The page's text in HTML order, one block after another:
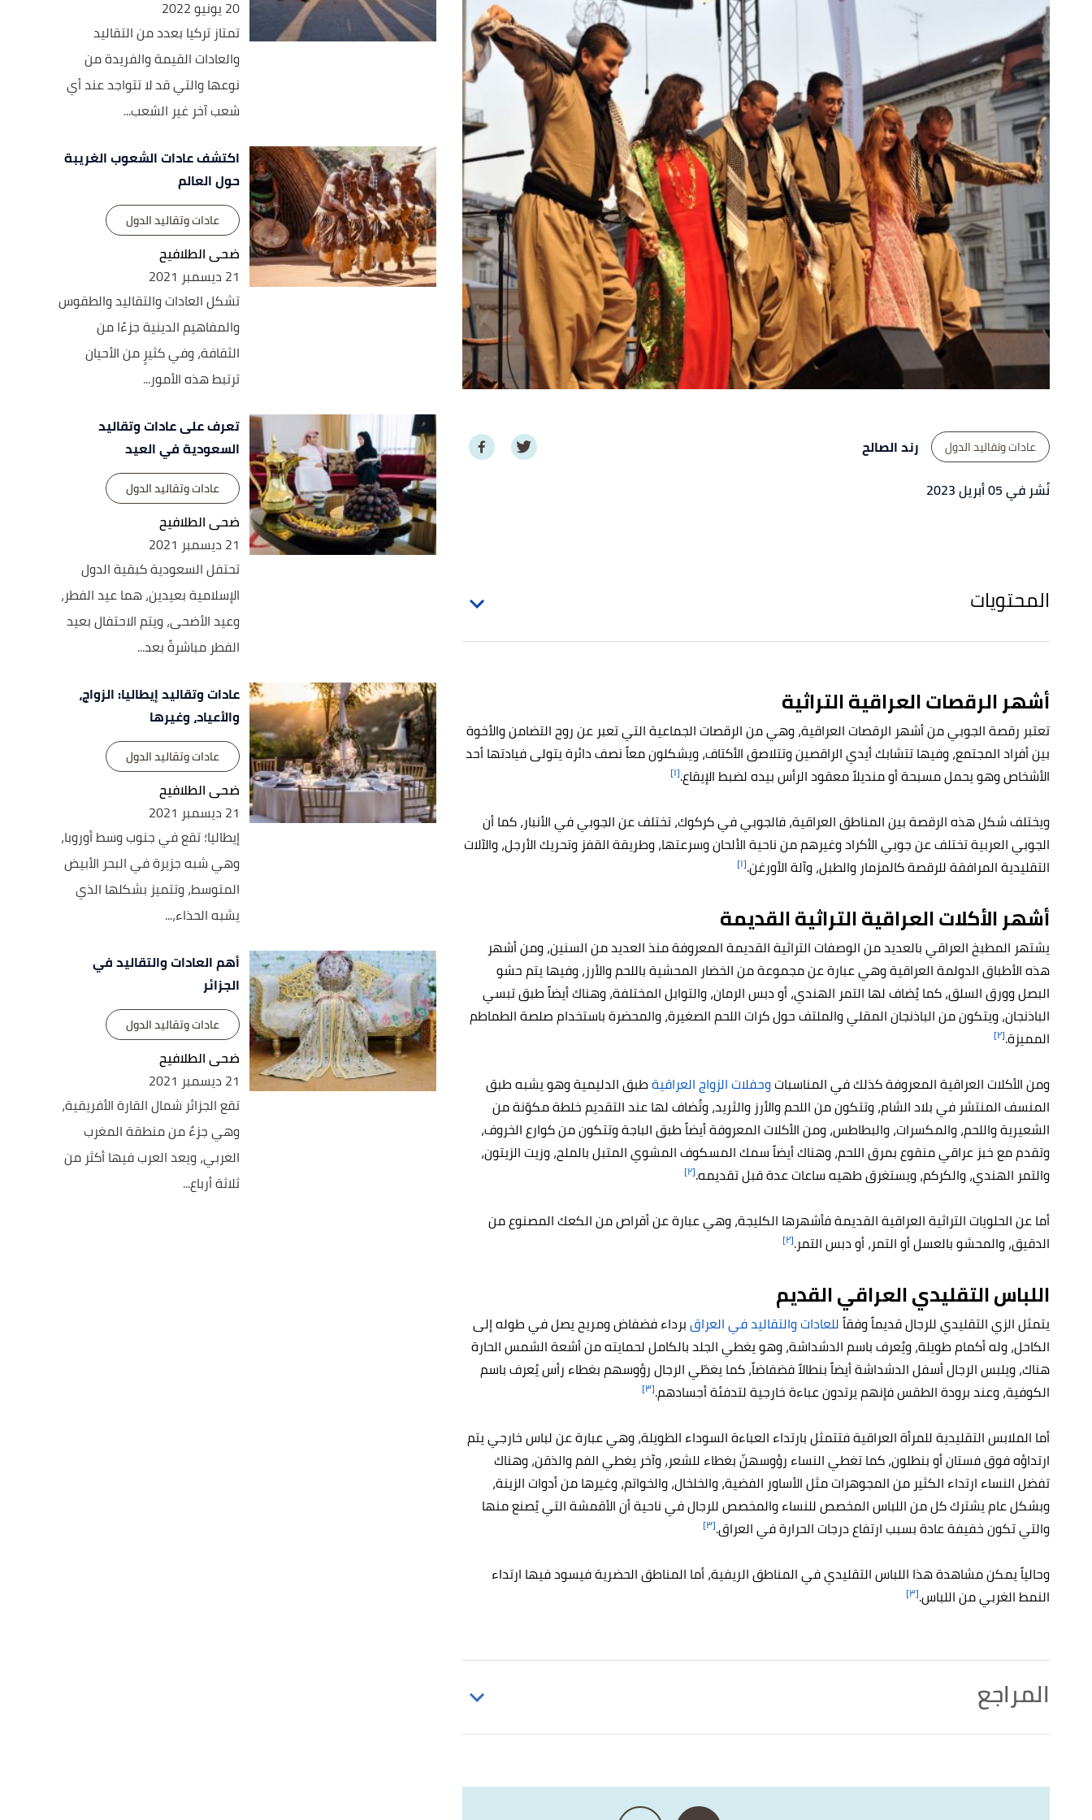
عادات وتقاليد الدول
رند الصالح
نُشر في 05 أبريل 2023
المحتويات
أشهر الرقصات العراقية التراثية
تعتبر رقصة الجوبي من أشهر الرقصات العراقية، وهي من الرقصات الجماعية التي تعبر عن روح التضامن والأخوة
بين أفراد المجتمع، وفيها تتشابك أيدي الراقصين وتتلاصق الأكتاف، ويشكلون معاً نصف دائرة يتولى فيادتها أحد
الأشخاص وهو يحمل مسبحة أو منديلاً معقود الرأس بيده لضبط الإيقاع.[١]
ويختلف شكل هذه الرقصة بين المناطق العراقية، فالجوبي في كركوك، تختلف عن الجوبي في الأنبار، كما أن
الجوبي العربية تختلف عن جوبي الأكراد وغيرهم من ناحية الألحان وسرعتها، وطريقة القفز وتحريك الأرجل، والآلات
التقليدية المرافقة للرقصة كالمزمار والطبل، وآلة الأورغن.[١]
أشهر الأكلات العراقية التراثية القديمة
يشتهر المطبخ العراقي بالعديد من الوصفات التراثية القديمة المعروفة منذ العديد من السنين، ومن أشهر
هذه الأطباق الدولمة العراقية وهي عبارة عن مجموعة من الخضار المحشية باللحم والأرز، وفيها يتم حشو
البصل وورق السلق، كما يُضاف لها التمر الهندي، أو دبس الرمان، والتوابل المختلفة، وهناك أيضاً طبق تبسي
الباذنجان، ويتكون من الباذنجان المقلي والملتف حول كرات اللحم الصغيرة، والمحضرة باستخدام صلصة الطماطم
المميزة.[٢]
ومن الأكلات العراقية المعروفة كذلك في المناسباتوحفلات الزواج العراقيةطبق الدليمية وهو يشبه طبق
المنسف المنتشر في بلاد الشام، وتتكون من اللحم والأرز والثريد، وتُضاف لها عند التقديم خلطة مكوّنة من
الشعيرية واللحم، والمكسرات، والبطاطس، ومن الأكلات المعروفة أيضاً طبق الباجة وتتكون من كوارع الخروف،
وتقدم مع خبز عراقي منقوع بمرق اللحم، وهناك أيضاً سمك المسكوف المشوي المتبل بالملح، وزيت الزيتون،
والتمر الهندي، والكركم، ويستغرق طهيه ساعات عدة قبل تقديمه.[٢]
أما عن الحلويات التراثية العراقية القديمة فأشهرها الكليجة، وهي عبارة عن أقراص من الكعك المصنوع من
الدقيق، والمحشو بالعسل أو التمر، أو دبس التمر.[٢]
اللباس التقليدي العراقي القديم
يتمثل الزي التقليدي للرجال قديماً وفقاًللعادات والتقاليد في العراقبرداء فضفاض ومريح يصل في طوله إلى
الكاحل، وله أكمام طويلة، ويُعرف باسم الدشداشة، وهو يغطي الجلد بالكامل لحمايته من أشعة الشمس الحارة
هناك، ويلبس الرجال أسفل الدشداشة أيضاً بنطالاً فضفاضاً، كما يغطّي الرجال رؤوسهم بغطاء رأس يُعرف باسم
الكوفية، وعند برودة الطقس فإنهم يرتدون عباءة خارجية لتدفئة أجسادهم.[٣]
أما الملابس التقليدية للمرأة العراقية فتتمثل بارتداء العباءة السوداء الطويلة، وهي عبارة عن لباس خارجي يتم
ارتداؤه فوق فستان أو بنطلون، كما تغطي النساء رؤوسهنّ بغطاء للشعر، وآخر يغطي الفم والذقن، وهناك
تفضل النساء ارتداء الكثير من المجوهرات مثل الأساور الفضية، والخلخال، والخواتم، وغيرها من أدوات الزينة،
وبشكل عام يشترك كل من اللباس المخصص للنساء والمخصص للرجال في ناحية أن الأقمشة التي يُصنع منها
والتي تكون خفيفة عادة بسبب ارتفاع درجات الحرارة في العراق.[٣]
وحالياً يمكن مشاهدة هذا اللباس التقليدي في المناطق الريفية، أما المناطق الحضرية فيسود فيها ارتداء
النمط الغربي من اللباس.[٣]
المراجع
^
"أشهر مأكولات المطبخ العراقي"،موقع لوك إن مينا، اطّلع عليه بتاريخ 5/4/2023. بتصرّف.
20 يونيو 2022
تمتاز تركيا بعدد من التقاليد
والعادات القيمة والفريدة من
نوعها والتي قد لا تتواجد عند أي
شعب آخر غير الشعب...
اكتشف عادات الشعوب الغريبة
حول العالم
عادات وتقاليد الدول
ضحى الطلافيح
21 ديسمبر 2021
تشكل العادات والتقاليد والطقوس
والمفاهيم الدينية جزءًا من
الثقافة، وفي كثيرٍ من الأحيان
ترتبط هذه الأمور...
تعرف على عادات وتقاليد
السعودية في العيد
عادات وتقاليد الدول
ضحى الطلافيح
21 ديسمبر 2021
تحتفل السعودية كبقية الدول
الإسلامية بعيدين، هما عيد الفطر،
وعيد الأضحى، ويتم الاحتفال بعيد
الفطر مباشرةً بعد...
عادات وتقاليد إيطاليا: الزواج،
والأعياد، وغيرها
عادات وتقاليد الدول
ضحى الطلافيح
21 ديسمبر 2021
إيطاليا؛ تقع في جنوب وسط أوروبا،
وهي شبه جزيرة في البحر الأبيض
المتوسط، وتتميز بشكلها الذي
يشبه الحذاء،...
أهم العادات والتقاليد في
الجزائر
عادات وتقاليد الدول
ضحى الطلافيح
21 ديسمبر 2021
تقع الجزائر شمال القارة الأفريقية،
وهي جزءٌ من منطقة المغرب
العربي، ويعد العرب فيها أكثر من
ثلاثة أرباع...